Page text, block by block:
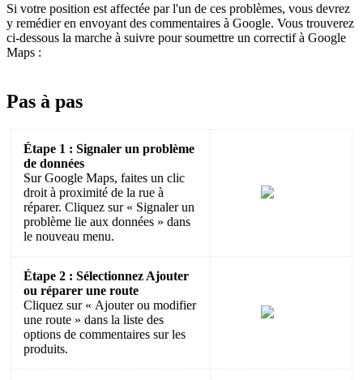
Si votre position est affectée par l'un de ces problèmes, vous devrez
y remédier en envoyant des commentaires à Google. Vous trouverez
ci-dessous la marche à suivre pour soumettre un correctif à Google
Maps :
Pas à pas
Étape 1 : Signaler un problème
de données
Sur Google Maps, faites un clic
droit à proximité de la rue à
réparer. Cliquez sur « Signaler un
problème lie aux données » dans
le nouveau menu.
Étape 2 : Sélectionnez Ajouter
ou réparer une route
Cliquez sur « Ajouter ou modifier
une route » dans la liste des
options de commentaires sur les
produits.